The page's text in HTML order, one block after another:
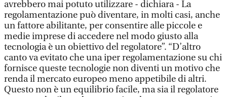
avrebbero mai potuto utilizzare - dichiara - La
regolamentazione può diventare, in molti casi, anche
un fattore abilitante, per consentire alle piccole e
medie imprese di accedere nel modo giusto alla
tecnologia è un obiettivo del regolatore”. “D’altro
canto va evitato che una iper regolamentazione su chi
fornisce queste tecnologie non diventi un motivo che
renda il mercato europeo meno appetibile di altri.
Questo non è un equilibrio facile, ma sia il regolatore